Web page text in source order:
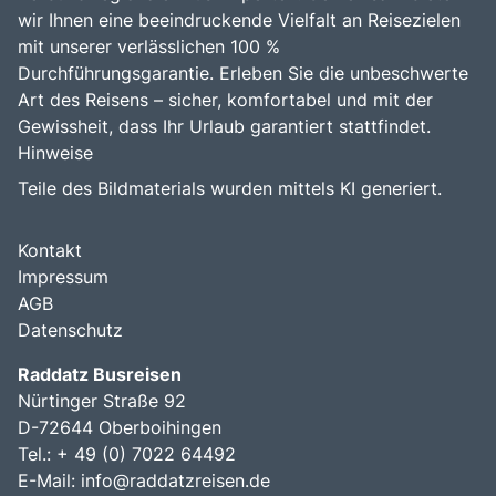
wir Ihnen eine beeindruckende Vielfalt an Reisezielen
mit unserer verlässlichen 100 %
Durchführungsgarantie. Erleben Sie die unbeschwerte
Art des Reisens – sicher, komfortabel und mit der
Gewissheit, dass Ihr Urlaub garantiert stattfindet.
Hinweise
Teile des Bildmaterials wurden mittels KI generiert.
Kontakt
Impressum
AGB
Datenschutz
Raddatz Busreisen
Nürtinger Straße 92
D-72644 Oberboihingen
Tel.: + 49 (0) 7022 64492
E-Mail: info@raddatzreisen.de